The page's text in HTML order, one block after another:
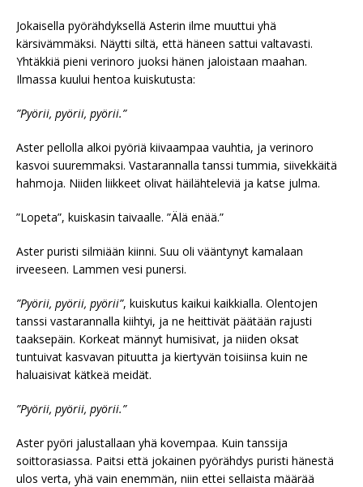
Jokaisella pyörähdyksellä Asterin ilme muuttui yhä
kärsivämmäksi. Näytti siltä, että häneen sattui valtavasti.
Yhtäkkiä pieni verinoro juoksi hänen jaloistaan maahan.
Ilmassa kuului hentoa kuiskutusta:
”Pyörii, pyörii, pyörii.”
Aster pellolla alkoi pyöriä kiivaampaa vauhtia, ja verinoro
kasvoi suuremmaksi. Vastarannalla tanssi tummia, siivekkäitä
hahmoja. Niiden liikkeet olivat häilähteleviä ja katse julma.
”Lopeta”, kuiskasin taivaalle. ”Älä enää.”
Aster puristi silmiään kiinni. Suu oli vääntynyt kamalaan
irveeseen. Lammen vesi punersi.
”Pyörii, pyörii, pyörii”, kuiskutus kaikui kaikkialla. Olentojen
tanssi vastarannalla kiihtyi, ja ne heittivät päätään rajusti
taaksepäin. Korkeat männyt humisivat, ja niiden oksat
tuntuivat kasvavan pituutta ja kiertyvän toisiinsa kuin ne
haluaisivat kätkeä meidät.
”Pyörii, pyörii, pyörii.”
Aster pyöri jalustallaan yhä kovempaa. Kuin tanssija
soittorasiassa. Paitsi että jokainen pyörähdys puristi hänestä
ulos verta, yhä vain enemmän, niin ettei sellaista määrää